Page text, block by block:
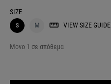
SIZE
S M VIEW SIZE GUIDE
Μόνο 1 σε απόθεμα